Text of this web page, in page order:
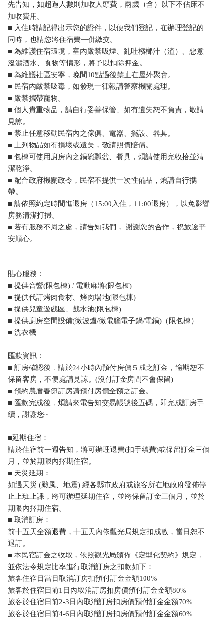
先告知，如超過人數則加收人頭費，兩歲（含）以下不佔床不
加收費用。
■ 入住時請記得出示您的證件，以便我們登記，在辦理登記的
同時，也請您將住宿費一併繳交。
■ 為維護住宿環境，室內嚴禁吸煙、亂吐檳榔汁（渣）、惡意
潑灑酒水、食物等情形，將予以扣除押金。
■ 為維護社區安寧，晚間10點過後禁止在屋外聚會。
■ 民宿內嚴禁吸毒，如發現一律報請警察機關處理。
■ 嚴禁攜帶寵物。
■ 個人貴重物品，請自行妥善保管、如有遺失恕不負責，敬請
見諒。
■ 禁止任意移動民宿內之傢俱、電器、擺設、器具。
■ 上列物品如有損壞或遺失，敬請照價賠償。
■ 包棟可使用廚房內之鍋碗瓢盆、餐具，煩請使用完收拾並清
潔乾淨。
■ 配合政府機關政令，民宿不提供一次性備品，煩請自行攜
帶。
■ 請依照約定時間進退房（15:00入住，11:00退房），以免影響
房務清潔打掃。
■ 若有服務不周之處，請告知我們， 謝謝您的合作，祝旅途平
安順心。
貼心服務：
■ 提供音響(限包棟) / 電動麻將(限包棟)
■ 提供代訂烤肉食材、烤肉場地(限包棟)
■ 提供兒童遊戲區、戲水池(限包棟)
■ 提供廚房空間設備(微波爐/微電腦電子鍋/電鍋)（限包棟）
■ 洗衣機
匯款資訊：
■ 訂房確認後，請於24小時內預付房價５成之訂金，逾期恕不
保留客房，不便處請見諒。(沒付訂金房間不會保留)
■ 預約農曆春節訂房請預付房價全額之訂金。
■ 匯款完成後，煩請來電告知交易帳號後五碼，即完成訂房手
續，謝謝您~
■延期住宿：
請於住宿前一週告知，將可辦理退費(扣手續費)或保留訂金三個
月，並於期限內擇期住宿。
■ 天災延期：
如遇天災 (颱風、地震) 經各縣市政府或旅客所在地政府發佈停
止上班上課，將可辦理延期住宿，並將保留訂金三個月，並於
期限內擇期住宿。
■ 取消訂房：
前十五天全額退費，十五天內依觀光局規定扣成數，當日恕不
退訂。
■ 本民宿訂金之收取，依照觀光局頒佈《定型化契約》規定，
並依法令規定比率進行取消訂房之扣款如下：
旅客住宿日當日取消訂房扣預付訂金金額100%
旅客於住宿日前1日內取消訂房扣房價預付訂金金額80%
旅客於住宿日前2-3日內取消訂房扣房價預付訂金金額70%
旅客於住宿日前4-6日內取消訂房扣房價預付訂金金額60%